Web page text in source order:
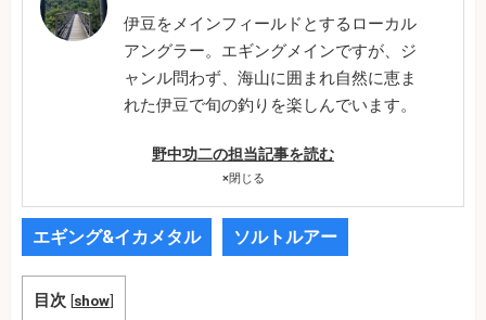
伊豆をメインフィールドとするローカル
アングラー。エギングメインですが、ジ
ャンル問わず、海山に囲まれ自然に恵ま
れた伊豆で旬の釣りを楽しんでいます。
野中功二の担当記事を読む
×閉じる
エギング&イカメタル ソルトルアー
目次 [show]